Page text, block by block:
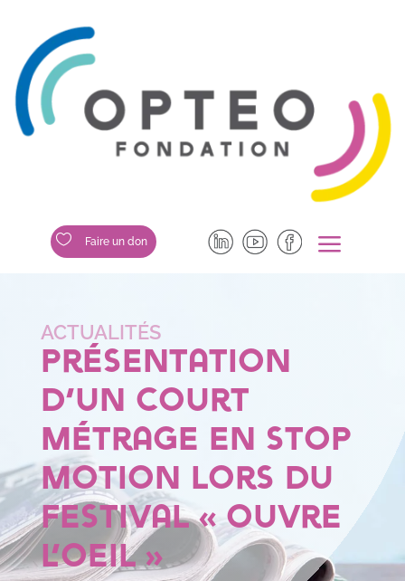
 Faire un don a
Présentation
d’un court
métrage en STOP
MOTION lors du
festival « Ouvre
l’oeil »